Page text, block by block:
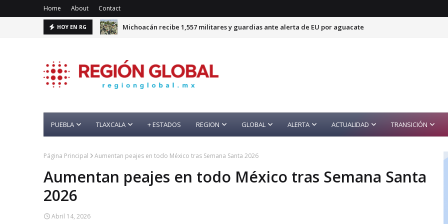
Home About Contact
HOY EN RG Michoacán recibe 1,557 militares y guardias ante alerta de EU por aguacate
PUEBLA TLAXCALA + ESTADOS REGION GLOBAL ALERTA ACTUALIDAD TRANSICIÓN
Página Principal Aumentan peajes en todo México tras Semana Santa 2026
Aumentan peajes en todo México tras Semana Santa
2026
Abril 14, 2026